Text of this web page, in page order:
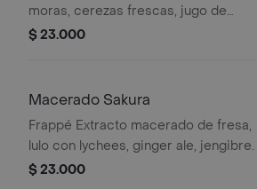
moras, cerezas frescas, jugo de
arándanos.
$ 23.000
Macerado Sakura
Frappé Extracto macerado de fresa,
lulo con lychees, ginger ale, jengibre.
$ 23.000